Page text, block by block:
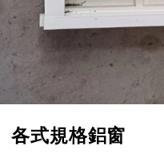
各式規格鋁窗